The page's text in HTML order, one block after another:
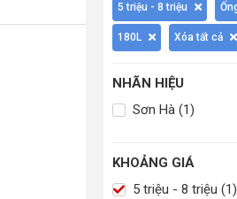
5 triệu - 8 triệu
180L Xóa tất cả
NHÃN HIỆU
Sơn Hà (1)
KHOẢNG GIÁ
5 triệu - 8 triệu (1)